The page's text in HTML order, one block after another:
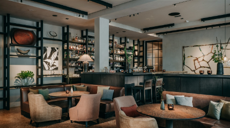
Pulse-App
Reservations
Tasks
Tempo
Benchmarks & Trends